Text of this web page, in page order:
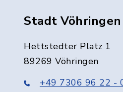
Stadt Vöhringen
Hettstedter Platz 1
89269 Vöhringen
+49 7306 96 22 -